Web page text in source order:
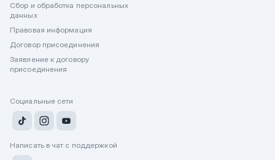
Сбор и обработка персональных
данных
Правовая информация
Договор присоединения
Заявление к договору
присоединения
Социальные сети
Написать в чат с поддержкой